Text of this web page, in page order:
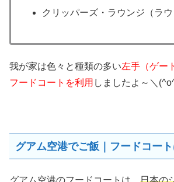
クリッパーズ・ラウンジ（ラウ
我が家は色々と種類の多い左手（ゲー
フードコートを利用 しましたよ～＼
グアム空港でご飯｜フードコー